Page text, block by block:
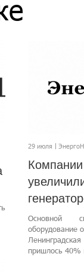
29 июля
Основной
оборудование
пришлось 40%